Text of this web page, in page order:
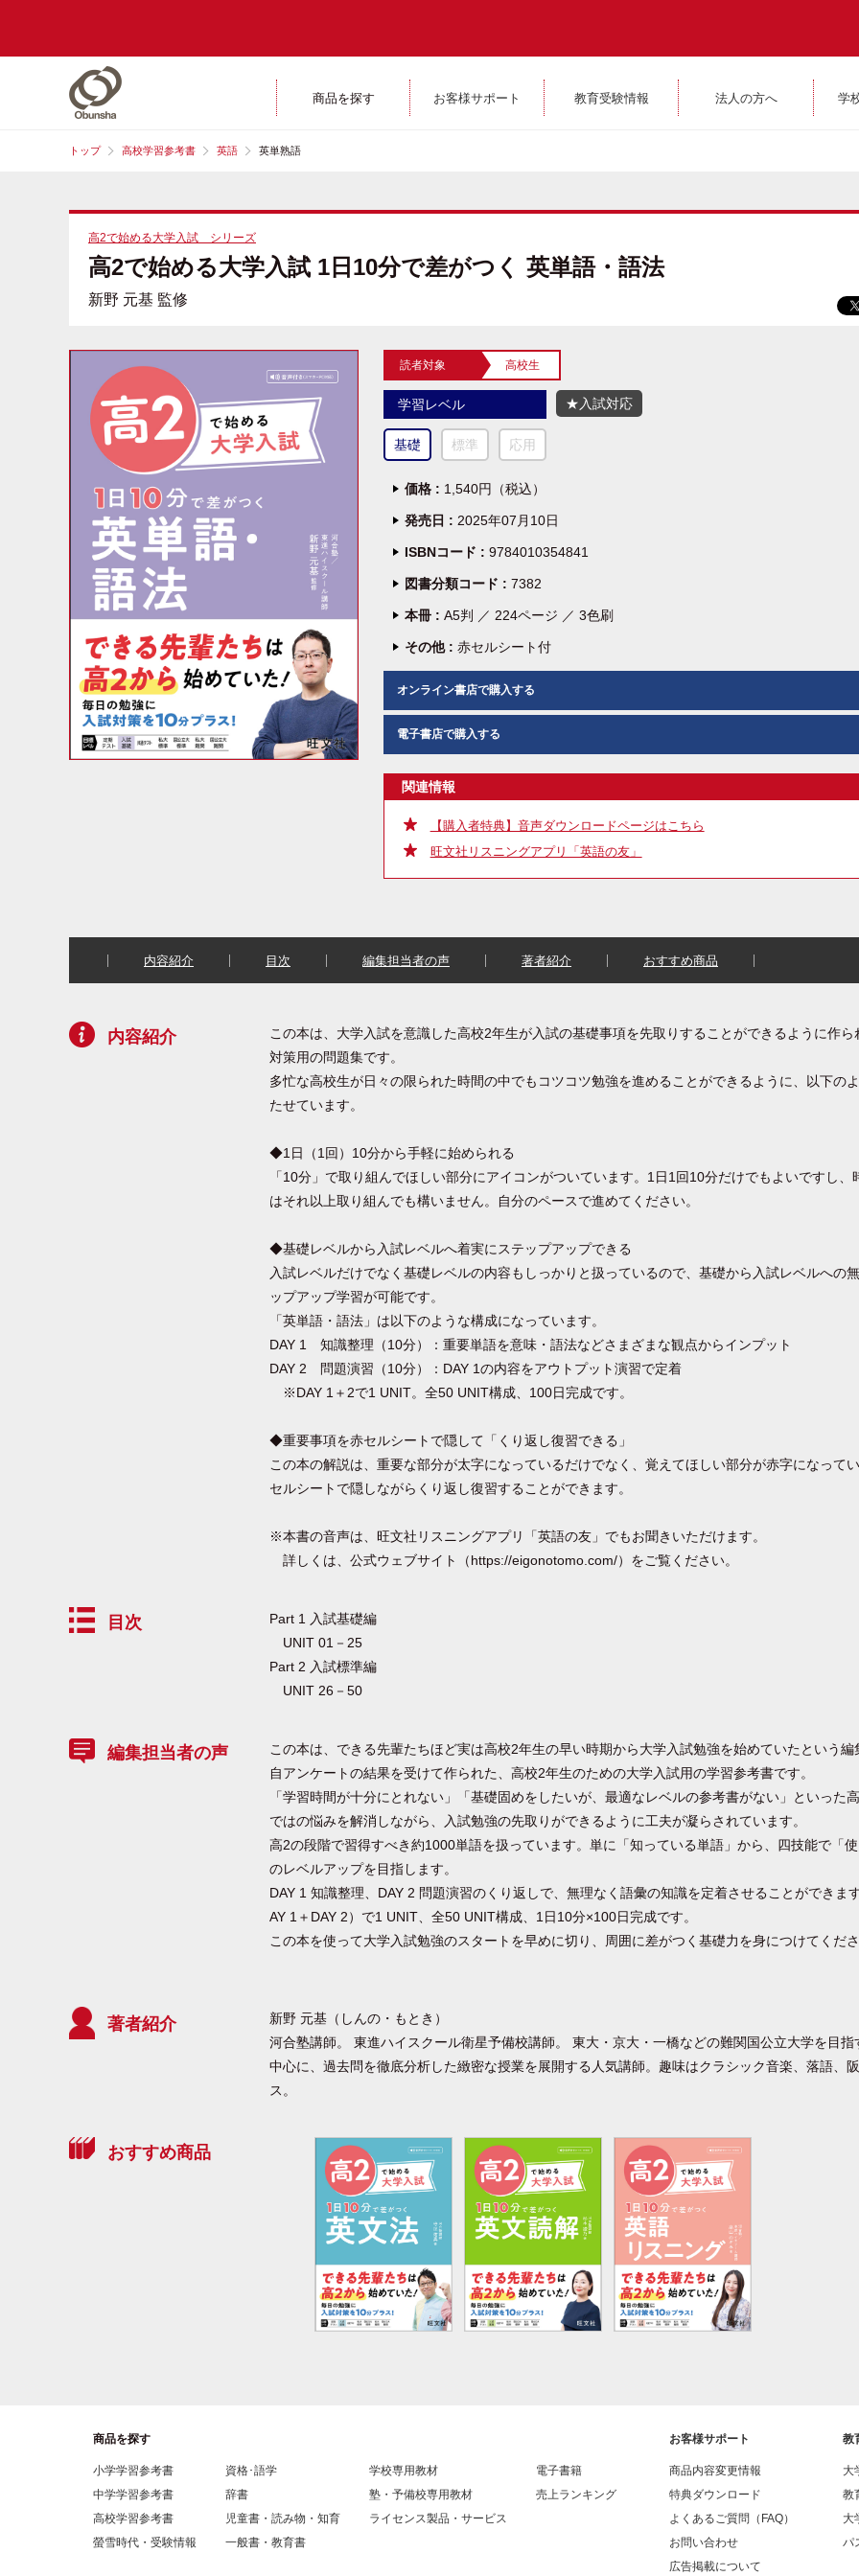
商品を探す お客様サポート 教育受験情報 法人の方へ 学
トップ 高校学習参考書 英語 英単熟語
高2で始める大学入試 シリーズ
高2で始める大学入試 1日10分で差がつく 英単語・語法
新野 元基 監修
読者対象 高校生
学習レベル
基礎 標準 応用
★入試対応
価格 : 1,540円（税込）
発売日 : 2025年07月10日
ISBNコード : 9784010354841
図書分類コード : 7382
本冊 : A5判 ／ 224ページ ／ 3色刷
その他 : 赤セルシート付
オンライン書店で購入する
電子書店で購入する
関連情報
【購入者特典】音声ダウンロードページはこちら
旺文社リスニングアプリ「英語の友」
内容紹介 目次 編集担当者の声 著者紹介 おすすめ商品
内容紹介
この本は、大学入試を意識した高校2年生が入試の基礎事項を先取りすることができるように作ら
対策用の問題集です。
多忙な高校生が日々の限られた時間の中でもコツコツ勉強を進めることができるように、以下の
たせています。
◆1日（1回）10分から手軽に始められる
「10分」で取り組んでほしい部分にアイコンがついています。1日1回10分だけでもよいですし、
はそれ以上取り組んでも構いません。自分のペースで進めてください。
◆基礎レベルから入試レベルへ着実にステップアップできる
入試レベルだけでなく基礎レベルの内容もしっかりと扱っているので、基礎から入試レベルへの
ップアップ学習が可能です。
「英単語・語法」は以下のような構成になっています。
DAY 1 知識整理（10分）：重要単語を意味・語法などさまざまな観点からインプット
DAY 2 問題演習（10分）：DAY 1の内容をアウトプット演習で定着
※DAY 1＋2で1 UNIT。全50 UNIT構成、100日完成です。
◆重要事項を赤セルシートで隠して「くり返し復習できる」
この本の解説は、重要な部分が太字になっているだけでなく、覚えてほしい部分が赤字になって
セルシートで隠しながらくり返し復習することができます。
※本書の音声は、旺文社リスニングアプリ「英語の友」でもお聞きいただけます。
詳しくは、公式ウェブサイト（https://eigonotomo.com/）をご覧ください。
目次
Part 1 入試基礎編
UNIT 01－25
Part 2 入試標準編
UNIT 26－50
編集担当者の声
この本は、できる先輩たちほど実は高校2年生の早い時期から大学入試勉強を始めていたという編
自アンケートの結果を受けて作られた、高校2年生のための大学入試用の学習参考書です。
「学習時間が十分にとれない」「基礎固めをしたいが、最適なレベルの参考書がない」といった
ではの悩みを解消しながら、入試勉強の先取りができるように工夫が凝らされています。
高2の段階で習得すべき約1000単語を扱っています。単に「知っている単語」から、四技能で「
のレベルアップを目指します。
DAY 1 知識整理、DAY 2 問題演習のくり返しで、無理なく語彙の知識を定着させることができま
AY 1＋DAY 2）で1 UNIT、全50 UNIT構成、1日10分×100日完成です。
この本を使って大学入試勉強のスタートを早めに切り、周囲に差がつく基礎力を身につけてくださ
著者紹介
新野 元基（しんの・もとき）
河合塾講師。 東進ハイスクール衛星予備校講師。 東大・京大・一橋などの難関国公立大学を目指
中心に、過去問を徹底分析した緻密な授業を展開する人気講師。趣味はクラシック音楽、落語、
ス。
おすすめ商品
商品を探す
小学学習参考書
中学学習参考書
高校学習参考書
螢雪時代・受験情報
資格･語学
辞書
児童書・読み物・知育
一般書・教育書
学校専用教材
塾・予備校専用教材
ライセンス製品・サービス
電子書籍
売上ランキング
お客様サポート
商品内容変更情報
特典ダウンロード
よくあるご質問（FAQ）
お問い合わせ
広告掲載について
教
大
教
大
パ